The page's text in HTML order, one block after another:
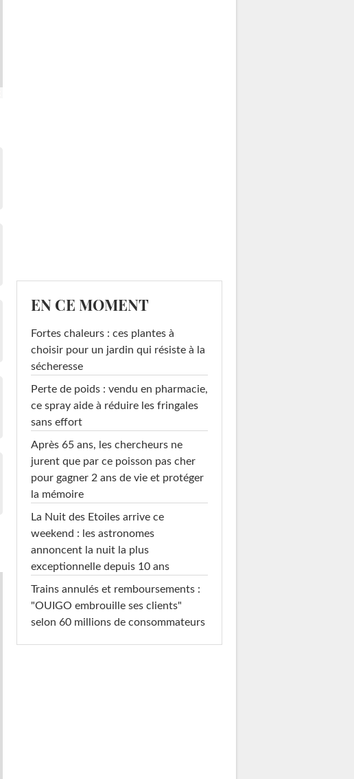
EN CE MOMENT
Fortes chaleurs : ces plantes à
choisir pour un jardin qui résiste à la
sécheresse
Perte de poids : vendu en pharmacie,
ce spray aide à réduire les fringales
sans effort
Après 65 ans, les chercheurs ne
jurent que par ce poisson pas cher
pour gagner 2 ans de vie et protéger
la mémoire
La Nuit des Etoiles arrive ce
weekend : les astronomes
annoncent la nuit la plus
exceptionnelle depuis 10 ans
Trains annulés et remboursements :
"OUIGO embrouille ses clients"
selon 60 millions de consommateurs